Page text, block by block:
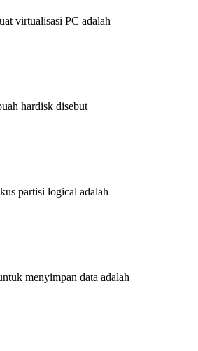
virtualisasi PC adalah
hardisk disebut
partisi logical adalah
menyimpan data adalah